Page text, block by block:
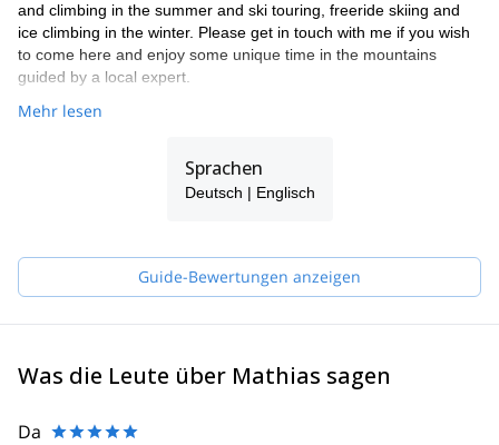
and climbing in the summer and ski touring, freeride skiing and
ice climbing in the winter. Please get in touch with me if you wish
to come here and enjoy some unique time in the mountains
guided by a local expert.
Mehr lesen
Sprachen
Deutsch | Englisch
Guide-Bewertungen anzeigen
Was die Leute über Mathias sagen
Da